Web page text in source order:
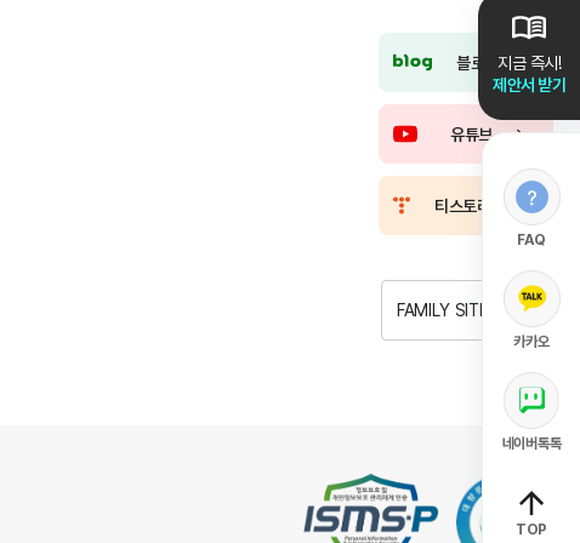
지금 즉시!
제안서 받기
FAQ
카카오
네이버톡톡
TOP
블로그
유튜브
티스토리
FAMILY SITE